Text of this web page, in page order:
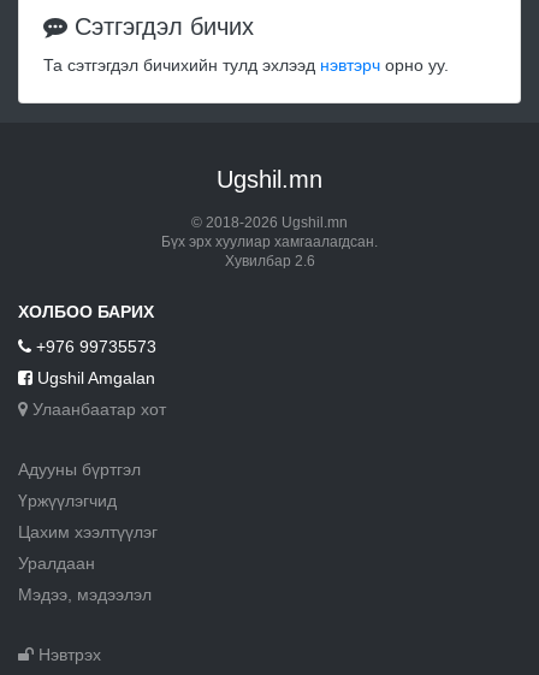
Сэтгэгдэл бичих
Та сэтгэгдэл бичихийн тулд эхлээд нэвтэрч орно уу.
Ugshil.mn
© 2018-2026 Ugshil.mn
Бүх эрх хуулиар хамгаалагдсан.
Хувилбар 2.6
ХОЛБОО БАРИХ
+976 99735573
Ugshil Amgalan
Улаанбаатар хот
Адууны бүртгэл
Үржүүлэгчид
Цахим хээлтүүлэг
Уралдаан
Мэдээ, мэдээлэл
Нэвтрэх